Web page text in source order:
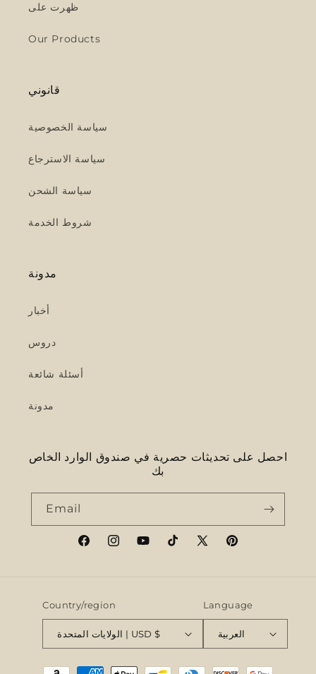
ظهرت على
Our Products
قانوني
سياسة الخصوصية
سياسة الاسترجاع
سياسة الشحن
شروط الخدمة
مدونة
أخبار
دروس
أسئلة شائعة
مدونة
احصل على تحديثات حصرية في صندوق الوارد الخاص
بك
Email
FacebookInstagramYouTubeTikTokX
Pinterest
Country/region
الولايات المتحدة | USD $
Language
العربية
Payment